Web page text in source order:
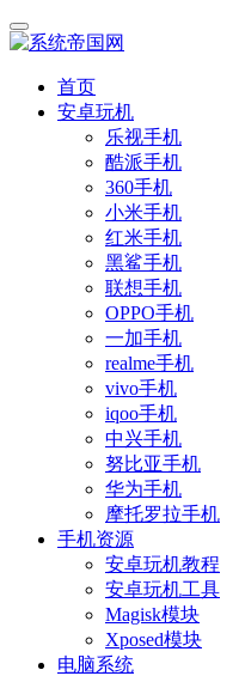
首页
安卓玩机
乐视手机
酷派手机
360手机
小米手机
红米手机
黑鲨手机
联想手机
OPPO手机
一加手机
realme手机
vivo手机
iqoo手机
中兴手机
努比亚手机
华为手机
摩托罗拉手机
手机资源
安卓玩机教程
安卓玩机工具
Magisk模块
Xposed模块
电脑系统